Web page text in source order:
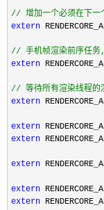
// 增加一个必须在下
extern
// 手机帧渲染前序任
extern
// 等待所有渲染线程
extern
extern
extern
extern
extern
extern